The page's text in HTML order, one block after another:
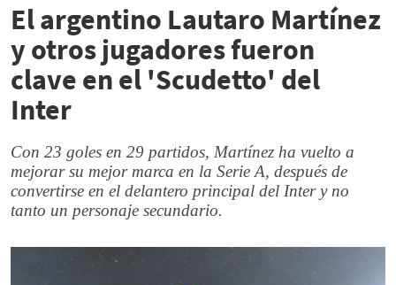
El argentino Lautaro Martínez
y otros jugadores fueron
clave en el 'Scudetto' del
Inter
Con 23 goles en 29 partidos, Martínez ha vuelto a
mejorar su mejor marca en la Serie A, después de
convertirse en el delantero principal del Inter y no
tanto un personaje secundario.